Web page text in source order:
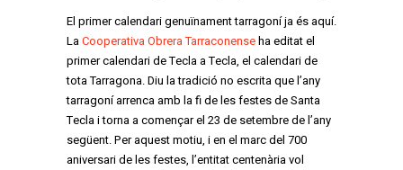
El primer calendari genuïnament tarragoní ja és aquí.
LaCooperativa Obrera Tarraconenseha editat el
primer calendari de Tecla a Tecla, el calendari de
tota Tarragona. Diu la tradició no escrita que l’any
tarragoní arrenca amb la fi de les festes de Santa
Tecla i torna a començar el 23 de setembre de l’any
següent. Per aquest motiu, i en el marc del 700
aniversari de les festes, l’entitat centenària vol